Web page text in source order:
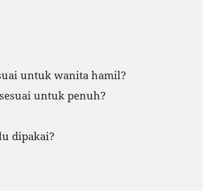
untuk wanita hamil?
untuk penuh?
dipakai?